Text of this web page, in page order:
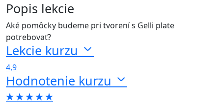
Popis lekcie
Aké pomôcky budeme pri tvorení s Gelli plate
potrebovať?
Lekcie kurzu
4,9
Hodnotenie kurzu